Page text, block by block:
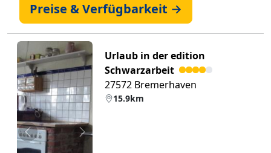
Preise & Verfügbarkeit →
Zurück Weiter
Urlaub in der edition
Schwarzarbeit
27572 Bremerhaven
15.9km